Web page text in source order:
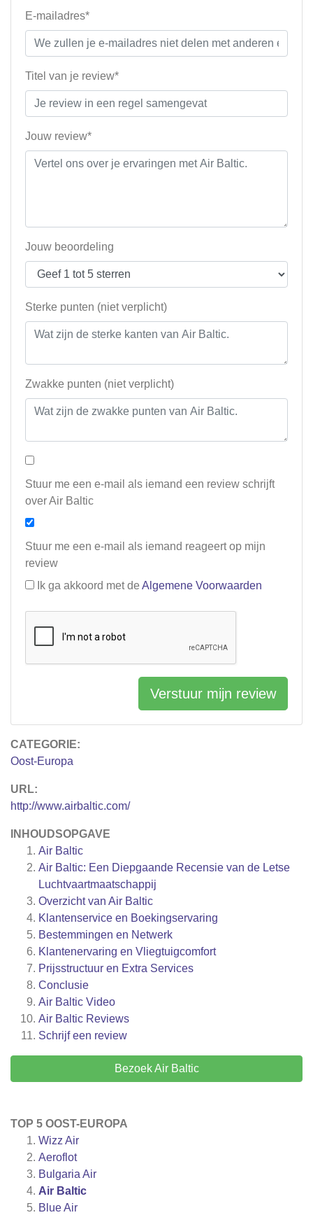
CATEGORIE:
Oost-Europa
URL:
http://www.airbaltic.com/
INHOUDSOPGAVE
Air Baltic
Air Baltic: Een Diepgaande Recensie van de Letse
Luchtvaartmaatschappij
Overzicht van Air Baltic
Klantenservice en Boekingservaring
Bestemmingen en Netwerk
Klantenervaring en Vliegtuigcomfort
Prijsstructuur en Extra Services
Conclusie
Air Baltic Video
Air Baltic Reviews
Schrijf een review
Bezoek Air Baltic
TOP 5 OOST-EUROPA
Wizz Air
Aeroflot
Bulgaria Air
Air Baltic
Blue Air
E-mailadres*
Titel van je review*
Jouw review*
Jouw beoordeling
Sterke punten (niet verplicht)
Zwakke punten (niet verplicht)
Stuur me een e-mail als iemand een review schrijft
over Air Baltic
Stuur me een e-mail als iemand reageert op mijn
review
Ik ga akkoord met de Algemene Voorwaarden
Verstuur mijn review